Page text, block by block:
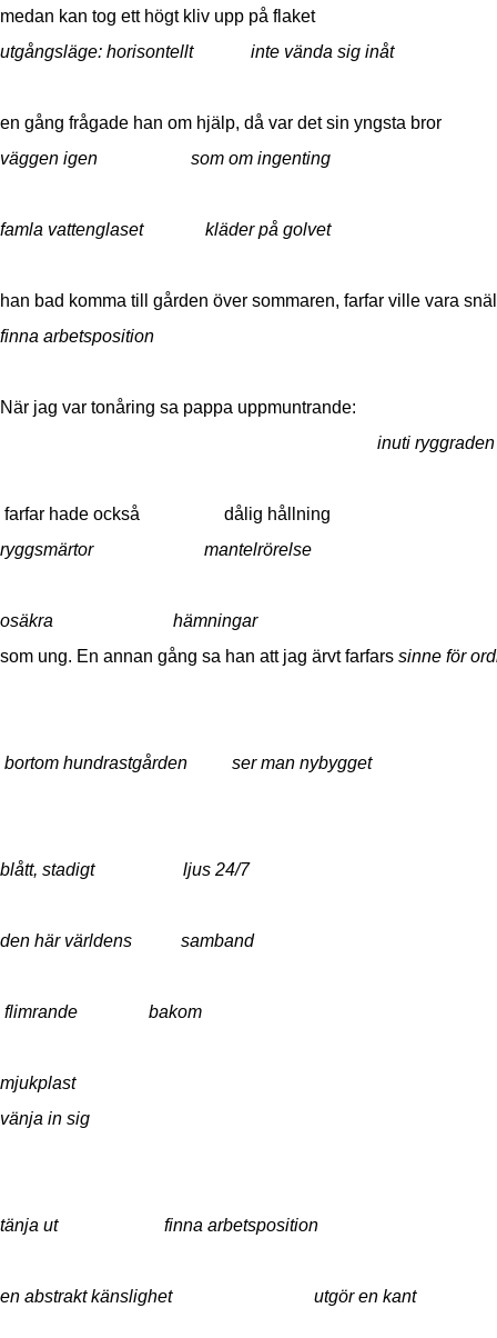
medan kan tog ett högt kliv upp på flaket
utgångsläge: horisontellt inte vända sig inåt
en gång frågade han om hjälp, då var det sin yngsta bror
väggen igen som om ingenting
famla vattenglaset kläder på golvet
han bad komma till gården över sommaren, farfar ville vara
finna arbetsposition
När jag var tonåring sa pappa uppmuntrande:
inuti ryggraden
farfar hade också dålig hållning
ryggsmärtor
mantelrörelse
osäkra
hämningar
som ung. En annan gång sa han att jag ärvt farfars sinne för
bortom hundrastgården ser man nybygget
blått, stadigt ljus 24/7
den här världens samband
flimrande bakom
mjukplast
vänja in sig
tänja ut finna arbetsposition
en abstrakt känslighet utgör en kant